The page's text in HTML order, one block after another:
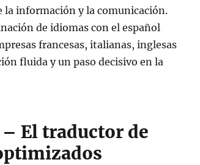
la información y la comunicación.
de idiomas con el español
francesas, italianas, inglesas
fluida y un paso decisivo en la
El traductor de